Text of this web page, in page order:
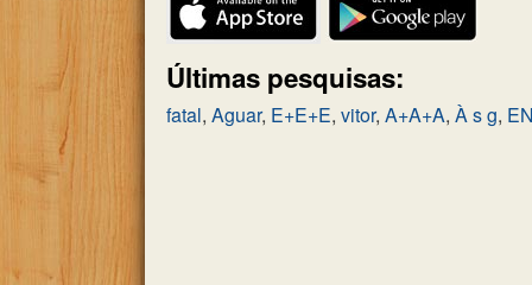
Últimas pesquisas:
fatal, Aguar, E+E+E, vitor, A+A+A, À s g,